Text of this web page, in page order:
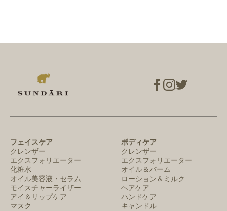
フェイスケア
クレンザー
エクスフォリエーター
化粧水
オイル美容液・セラム
モイスチャーライザー
アイ＆リップケア
マスク
ボディケア
クレンザー
エクスフォリエーター
オイル＆バーム
ローション＆ミルク
ヘアケア
ハンドケア
キャンドル